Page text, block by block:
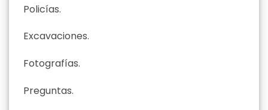
Policías.
Excavaciones.
Fotografías.
Preguntas.